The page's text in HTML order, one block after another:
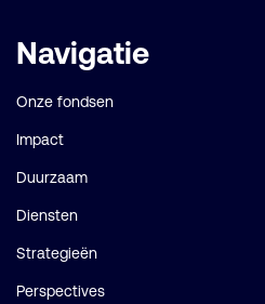
Belangrijke
links
Navigatie
Onze fondsen
Impact
Duurzaam
Diensten
Strategieën
Perspectives